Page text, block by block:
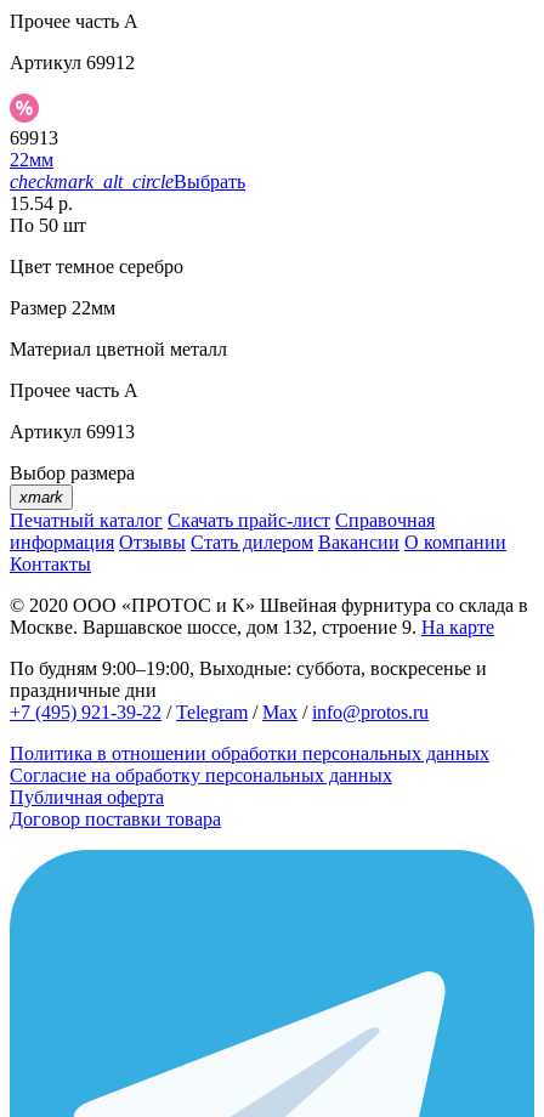
Прочее часть A
Артикул 69912
69913
22мм
checkmark_alt_circleВыбрать
15.54 р.
По 50 шт
Цвет темное серебро
Размер 22мм
Материал цветной металл
Прочее часть A
Артикул 69913
Выбор размера
xmark
Печатный каталог Скачать прайс-лист Справочная
информация Отзывы Стать дилером Вакансии О компании
Контакты
© 2020 ООО «ПРОТОС и К» Швейная фурнитура со склада в
Москве. Варшавское шоссе, дом 132, строение 9. На карте
По будням 9:00–19:00, Выходные: суббота, воскресенье и
праздничные дни
+7 (495) 921-39-22 /Telegram /Max /info@protos.ru
Политика в отношении обработки персональных данных
Согласие на обработку персональных данных
Публичная оферта
Договор поставки товара